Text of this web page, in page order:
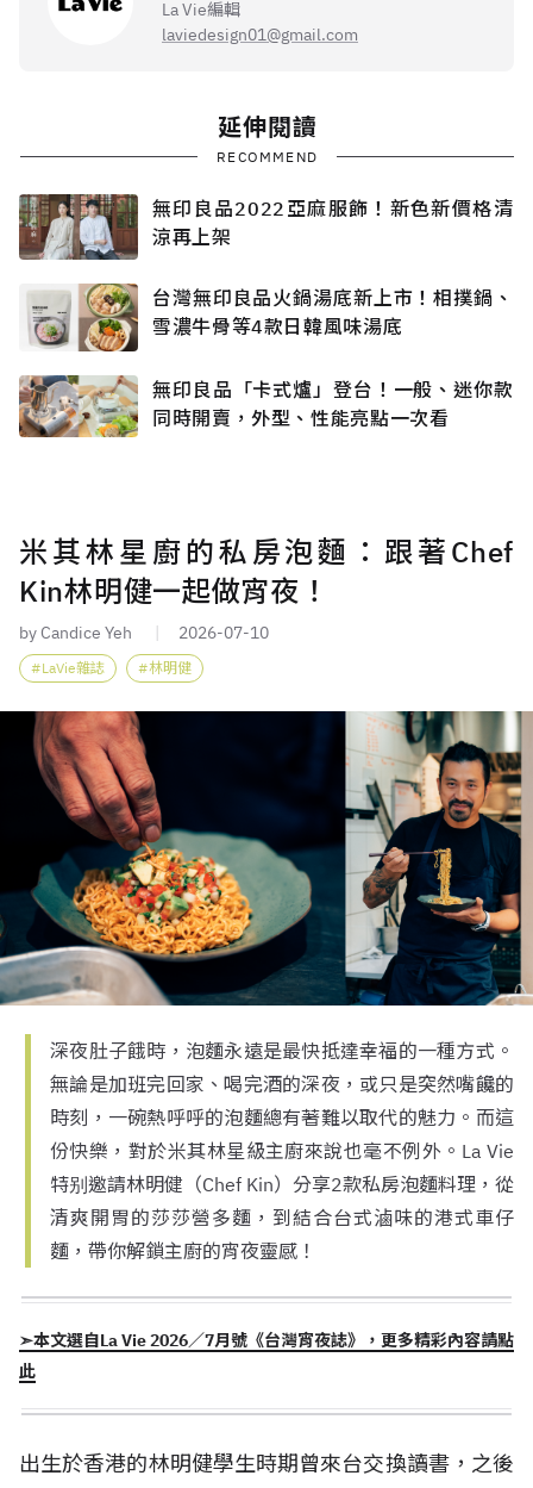
La Vie編輯
laviedesign01@gmail.com
延伸閱讀
RECOMMEND
無印良品2022亞麻服飾！新色新價格清
涼再上架
台灣無印良品火鍋湯底新上市！相撲鍋、
雪濃牛骨等4款日韓風味湯底
無印良品「卡式爐」登台！一般、迷你款
同時開賣，外型、性能亮點一次看
米其林星廚的私房泡麵：跟著Chef
Kin林明健一起做宵夜！
by Candice Yeh 2026-07-10
LaVie雜誌 林明健
深夜肚子餓時，泡麵永遠是最快抵達幸福的一種方式。
無論是加班完回家、喝完酒的深夜，或只是突然嘴饞的
時刻，一碗熱呼呼的泡麵總有著難以取代的魅力。而這
份快樂，對於米其林星級主廚來說也毫不例外。La Vie
特别邀請林明健（Chef Kin）分享2款私房泡麵料理，從
清爽開胃的莎莎營多麵，到結合台式滷味的港式車仔
麵，帶你解鎖主廚的宵夜靈感！
➣本文選自La Vie 2026／7月號《台灣宵夜誌》，更多精彩內容請點
此
出生於香港的林明健學生時期曾來台交換讀書，之後